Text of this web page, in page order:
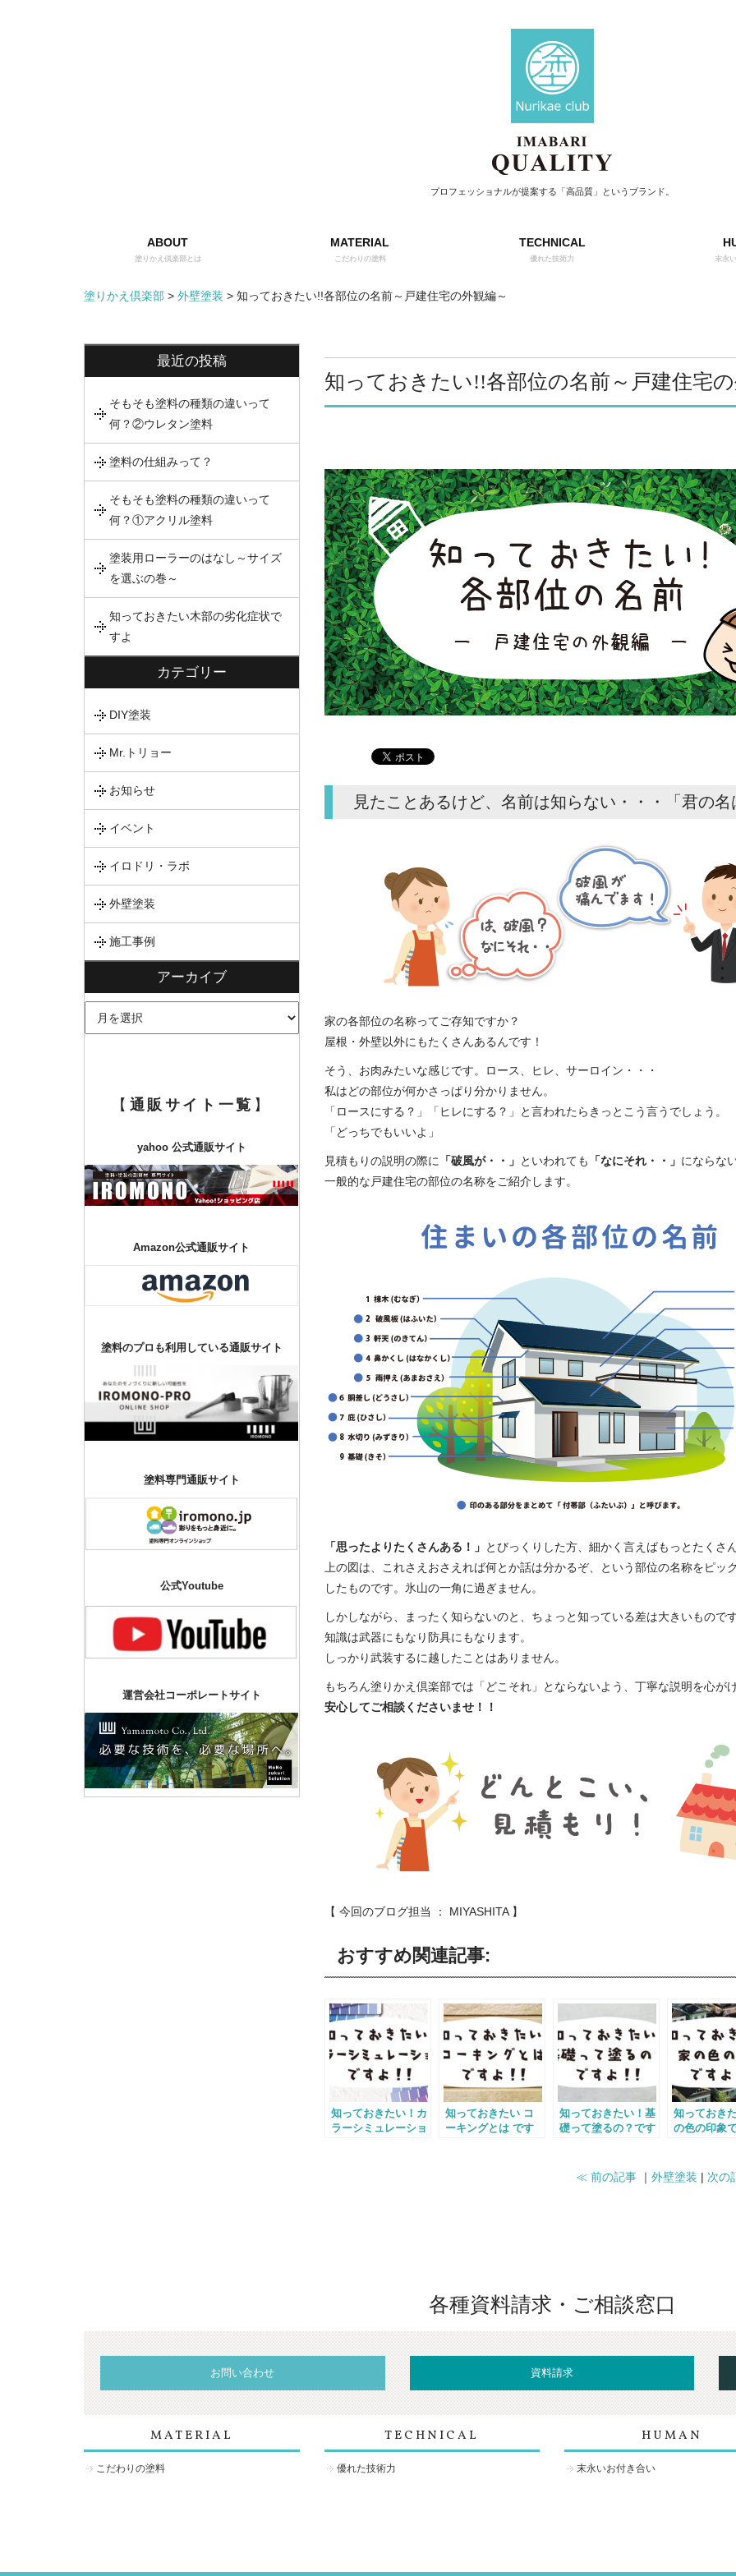
プロフェッショナルが提案する「高品質」というブランド。
ABOUT
塗りかえ倶楽部とは
MATERIAL
こだわりの塗料
TECHNICAL
優れた技術力 末永
塗りかえ倶楽部 > 外壁塗装 > 知っておきたい!!各部位の名前～戸建住宅の外観編～
知っておきたい!!各部位の名前～戸建住宅
見たことあるけど、名前は知らない・・・「君の名
家の各部位の名称ってご存知ですか？
屋根・外壁以外にもたくさんあるんです！
そう、お肉みたいな感じです。ロース、ヒレ、サーロイン・・・
私はどの部位が何かさっぱり分かりません。
「ロースにする？」「ヒレにする？」と言われたらきっとこう言うでしょう。
「どっちでもいいよ」
見積もりの説明の際に 「破風が・・」 といわれても 「なにそれ・・」 にならな
一般的な戸建住宅の部位の名称をご紹介します。
「思ったよりたくさんある！」 とびっくりした方、細かく言えばもっとたくさ
上の図は、これさえおさえれば何とか話は分かるぞ、という部位の名称をピッ
したものです。氷山の一角に過ぎません。
しかしながら、まったく知らないのと、ちょっと知っている差は大きいもので
知識は武器にもなり防具にもなります。
しっかり武装するに越したことはありません。
もちろん塗りかえ倶楽部では「どこそれ」とならないよう、丁寧な説明を心が
安心してご相談くださいませ！！
【 今回のブログ担当 ： MIYASHITA 】
おすすめ関連記事:
知っておきたい！カ
ラーシミュレーショ
知っておきたい コ
ーキングとは です
知っておきたい！基
礎って塗るの？です
知っておき
の色の印象
≪ 前の記事 ｜外壁塗装 | 次の
最近の投稿
そもそも塗料の種類の違いって
何？②ウレタン塗料
塗料の仕組みって？
そもそも塗料の種類の違いって
何？①アクリル塗料
塗装用ローラーのはなし～サイズ
を選ぶの巻～
知っておきたい木部の劣化症状で
すよ
カテゴリー
DIY塗装
Mr.トリョー
お知らせ
イベント
イロドリ・ラボ
外壁塗装
施工事例
アーカイブ
ー
【 通販サイト一覧 】
yahoo 公式通販サイト
Amazon公式通販サイト
塗料のプロも利用している通販サイト
塗料専門通販サイト
公式Youtube
運営会社コーポレートサイト
各種資料請求・ご相談窓口
お問い合わせ 資料請求
MATERIAL
こだわりの塗料
TECHNICAL
優れた技術力
HUMAN
末永いお付き合い